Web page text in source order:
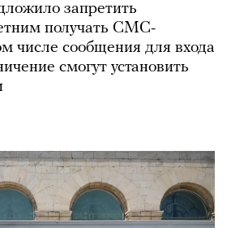
запретить
получать СМС-
числе сообщения для входа
смогут установить